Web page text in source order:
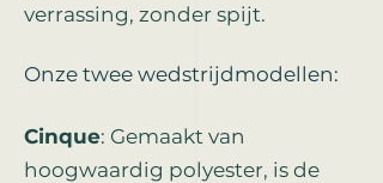
verrassing, zonder spijt.
Onze twee wedstrijdmodellen:
Cinque: Gemaakt van
hoogwaardig polyester, is de